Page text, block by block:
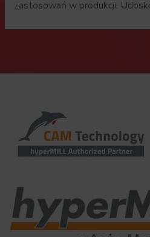
zastosowań w produkcji.